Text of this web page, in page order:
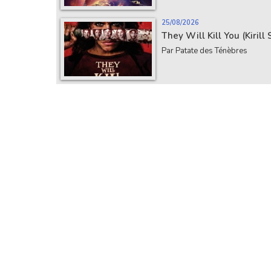
25/08/2026
They Will Kill You (Kirill
Par Patate des Ténèbres